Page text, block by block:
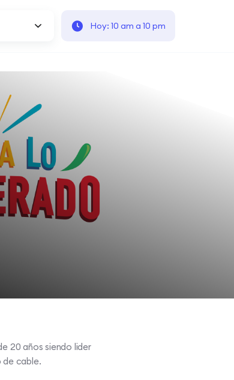
Hoy: 10 am a 10 pm
20 años siendo lider
de cable.